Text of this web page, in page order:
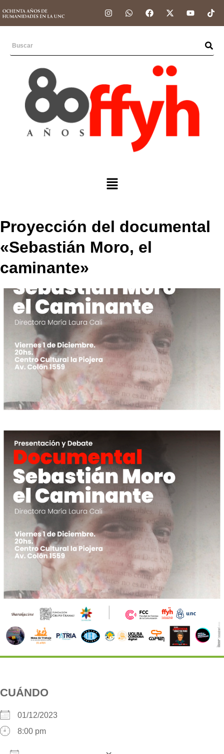
Proyección del documental
«Sebastián Moro, el
caminante»
CUÁNDO
01/12/2023
8:00 pm